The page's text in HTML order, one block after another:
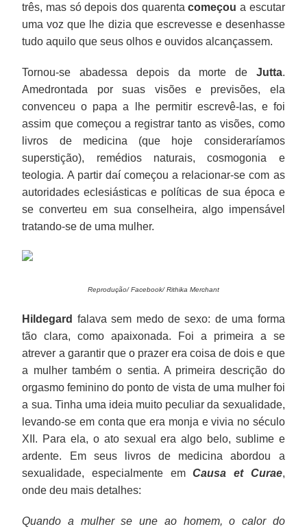
três, mas só depois dos quarentacomeçou a escutar
uma voz que lhe dizia que escrevesse e desenhasse
tudo aquilo que seus olhos e ouvidos alcançassem.
Tornou-se abadessa depois da morte de Jutta.
Amedrontada por suas visões e previsões, ela
convenceu o papa a lhe permitir escrevê-las, e foi
assim que começou a registrar tanto as visões, como
livros de medicina (que hoje consideraríamos
superstição), remédios naturais, cosmogonia e
teologia. A partir daí começou a relacionar-se com as
autoridades eclesiásticas e políticas de sua época e
se converteu em sua conselheira, algo impensável
tratando-se de uma mulher.
Reprodução/ Facebook/ Rithika Merchant
Hildegard falava sem medo de sexo: de uma forma
tão clara, como apaixonada. Foi a primeira a se
atrever a garantir que o prazer era coisa de dois e que
a mulher também o sentia. A primeira descrição do
orgasmo feminino do ponto de vista de uma mulher foi
a sua. Tinha uma ideia muito peculiar da sexualidade,
levando-se em conta que era monja e vivia no século
XII. Para ela, o ato sexual era algo belo, sublime e
ardente. Em seus livros de medicina abordou a
sexualidade, especialmente emCausa et Curae,
onde deu mais detalhes:
Quando a mulher se une ao homem, o calor do